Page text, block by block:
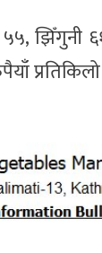
झिँगुनी